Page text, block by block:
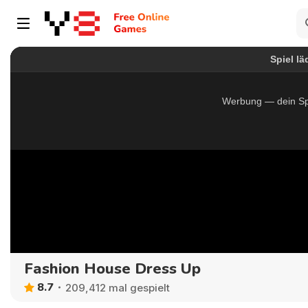
Fashion House Dress Up
8.7 209,412 mal gespielt